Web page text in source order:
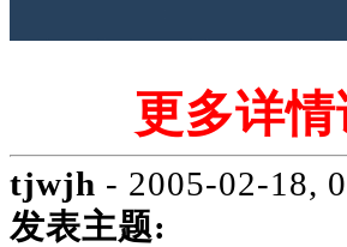
更多详
tjwjh - 2005-02-18,
发表主题: